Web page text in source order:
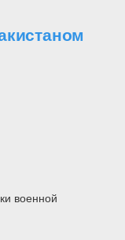
военной